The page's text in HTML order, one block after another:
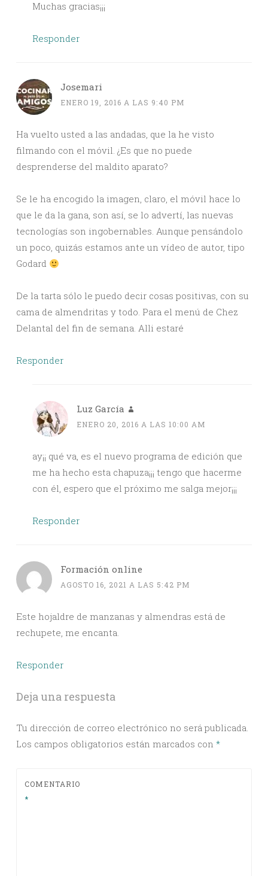
Muchas gracias¡¡¡
Responder
Josemari
ENERO 19, 2016 A LAS 9:40 PM
Ha vuelto usted a las andadas, que la he visto
filmando con el móvil. ¿Es que no puede
desprenderse del maldito aparato?
Se le ha encogido la imagen, claro, el móvil hace lo
que le da la gana, son así, se lo advertí, las nuevas
tecnologías son ingobernables. Aunque pensándolo
un poco, quizás estamos ante un vídeo de autor, tipo
Godard
De la tarta sólo le puedo decir cosas positivas, con su
cama de almendritas y todo. Para el menú de Chez
Delantal del fin de semana. Alli estaré
Responder
Luz García
ENERO 20, 2016 A LAS 10:00 AM
ay¡¡ qué va, es el nuevo programa de edición que
me ha hecho esta chapuza¡¡¡ tengo que hacerme
con él, espero que el próximo me salga mejor¡¡¡
Responder
Formación online
AGOSTO 16, 2021 A LAS 5:42 PM
Este hojaldre de manzanas y almendras está de
rechupete, me encanta.
Responder
Deja una respuesta
Tu dirección de correo electrónico no será publicada.
Los campos obligatorios están marcados con *
COMENTARIO
*